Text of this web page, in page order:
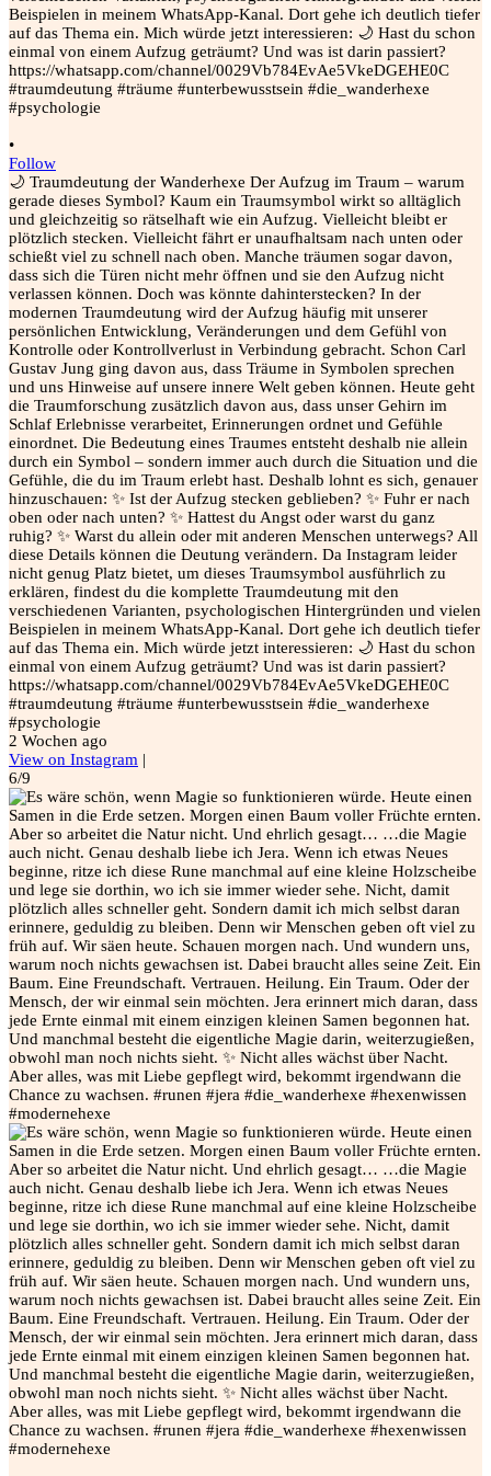
•
Follow
🌙 Traumdeutung der Wanderhexe Der Aufzug im Traum – warum
gerade dieses Symbol? Kaum ein Traumsymbol wirkt so alltäglich
und gleichzeitig so rätselhaft wie ein Aufzug. Vielleicht bleibt er
plötzlich stecken. Vielleicht fährt er unaufhaltsam nach unten oder
schießt viel zu schnell nach oben. Manche träumen sogar davon,
dass sich die Türen nicht mehr öffnen und sie den Aufzug nicht
verlassen können. Doch was könnte dahinterstecken? In der
modernen Traumdeutung wird der Aufzug häufig mit unserer
persönlichen Entwicklung, Veränderungen und dem Gefühl von
Kontrolle oder Kontrollverlust in Verbindung gebracht. Schon Carl
Gustav Jung ging davon aus, dass Träume in Symbolen sprechen
und uns Hinweise auf unsere innere Welt geben können. Heute geht
die Traumforschung zusätzlich davon aus, dass unser Gehirn im
Schlaf Erlebnisse verarbeitet, Erinnerungen ordnet und Gefühle
einordnet. Die Bedeutung eines Traumes entsteht deshalb nie allein
durch ein Symbol – sondern immer auch durch die Situation und die
Gefühle, die du im Traum erlebt hast. Deshalb lohnt es sich, genauer
hinzuschauen: ✨ Ist der Aufzug stecken geblieben? ✨ Fuhr er nach
oben oder nach unten? ✨ Hattest du Angst oder warst du ganz
ruhig? ✨ Warst du allein oder mit anderen Menschen unterwegs? All
diese Details können die Deutung verändern. Da Instagram leider
nicht genug Platz bietet, um dieses Traumsymbol ausführlich zu
erklären, findest du die komplette Traumdeutung mit den
verschiedenen Varianten, psychologischen Hintergründen und vielen
Beispielen in meinem WhatsApp-Kanal. Dort gehe ich deutlich tiefer
auf das Thema ein. Mich würde jetzt interessieren: 🌙 Hast du schon
einmal von einem Aufzug geträumt? Und was ist darin passiert?
https://whatsapp.com/channel/0029Vb784EvAe5VkeDGEHE0C
#traumdeutung #träume #unterbewusstsein #die_wanderhexe
#psychologie
2 Wochen ago
View on Instagram |
6/9